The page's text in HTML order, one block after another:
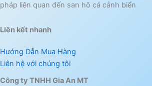
pháp liên quan đến san hô cá cảnh biển
Liên kết nhanh
Hướng Dẫn Mua Hàng
Liên hệ với chúng tôi
Công ty TNHH Gia An MT